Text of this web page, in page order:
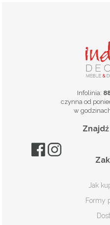
Infolinia:
czynna od
w
Jak
Formy